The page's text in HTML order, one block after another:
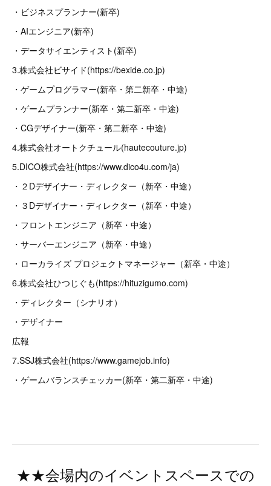
・ビジネスプランナー(新卒)
・AIエンジニア(新卒)
・データサイエンティスト(新卒)
3.株式会社ビサイド(https://bexide.co.jp)
・ゲームプログラマー(新卒・第二新卒・中途)
・ゲームプランナー(新卒・第二新卒・中途)
・CGデザイナー(新卒・第二新卒・中途)
4.株式会社オートクチュール(hautecouture.jp)
5.DICO株式会社(https://www.dico4u.com/ja)
・２Dデザイナー・ディレクター（新卒・中途）
・３Dデザイナー・ディレクター（新卒・中途）
・フロントエンジニア（新卒・中途）
・サーバーエンジニア（新卒・中途）
・ローカライズ プロジェクトマネージャー（新卒・中途）
6.株式会社ひつじぐも(https://hituzigumo.com)
・ディレクター（シナリオ）
・デザイナー
広報
7.SSJ株式会社(https://www.gamejob.info)
・ゲームバランスチェッカー(新卒・第二新卒・中途)
★★会場内のイベントスペースでの